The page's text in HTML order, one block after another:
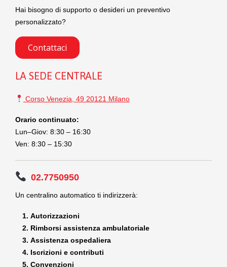
Hai bisogno di supporto o desideri un preventivo
personalizzato?
Contattaci
LA SEDE CENTRALE
Corso Venezia, 49 20121 Milano
Orario continuato:
Lun–Giov: 8:30 – 16:30
Ven: 8:30 – 15:30
02.7750950
Un centralino automatico ti indirizzerà:
Autorizzazioni
Rimborsi assistenza ambulatoriale
Assistenza ospedaliera
Iscrizioni e contributi
Convenzioni